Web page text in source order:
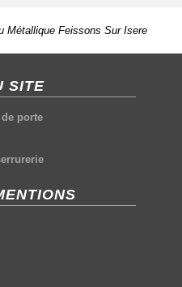
Métallique Feissons Sur Isere
SITE
porte